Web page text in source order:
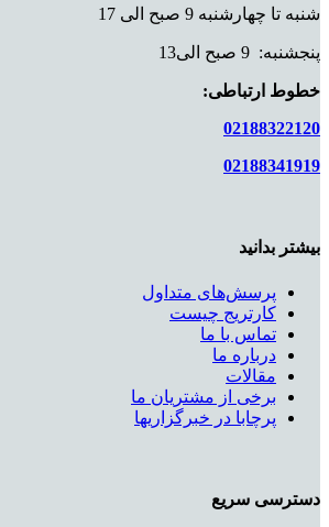
شنبه تا چهارشنبه 9 صبح الی 17
پنجشنبه: 9 صبح الی13
خطوط ارتباطی:
02188322120
02188341919
بیشتر بدانید
پرسش‌های متداول
کارتریج چیست
تماس با ما
درباره ما
مقالات
برخی از مشتریان ما
پرچابا در خبرگزاریها
دسترسی سریع